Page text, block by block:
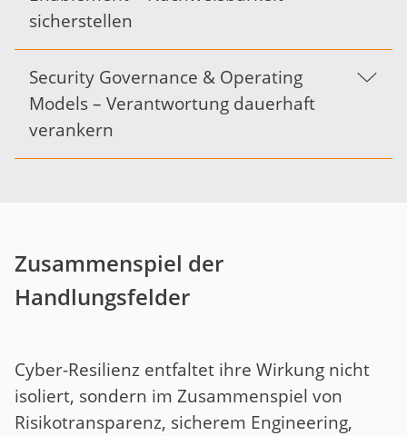
sicherstellen
Security Governance & Operating
Models – Verantwortung dauerhaft
verankern
Zusammenspiel der
Handlungsfelder
Cyber-Resilienz entfaltet ihre Wirkung nicht
isoliert, sondern im Zusammenspiel von
Risikotransparenz, sicherem Engineering,